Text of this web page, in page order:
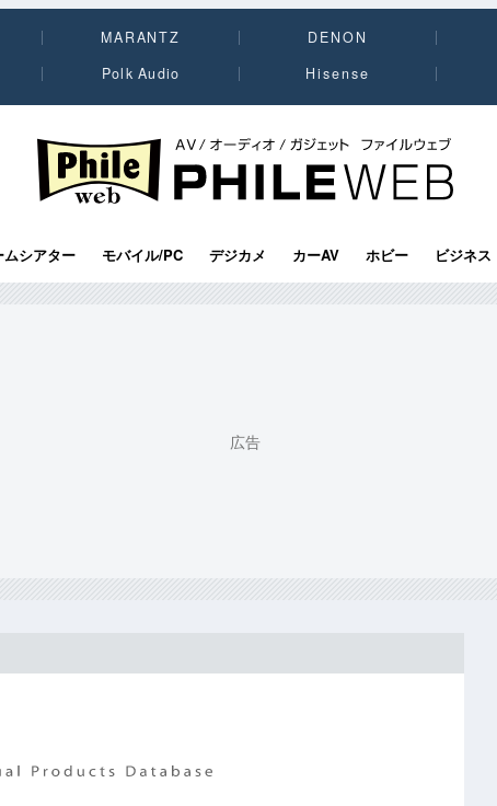
MARANTZ DENON
Polk Audio
Hisense
PHILE WEB｜AV/オーディオ/ガジェット
ムシアター モバイル/PC デジカメ カーAV ホビー ビジネス